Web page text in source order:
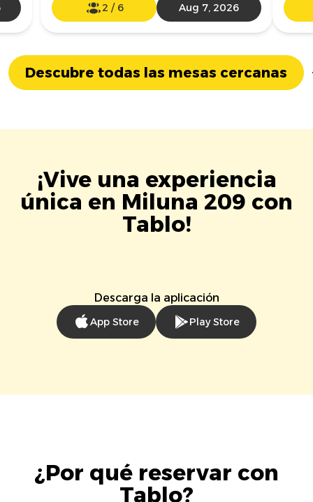
2 / 6 Aug 7, 2026
Descubre todas las mesas cercanas
¡Vive una experiencia
única en Miluna 209 con
Tablo!
Descarga la aplicación
App Store Play Store
¿Por qué reservar con
Tablo?